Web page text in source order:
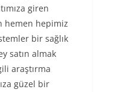
giren
hemen hepimiz
bir sağlık
satın almak
araştırma
güzel bir